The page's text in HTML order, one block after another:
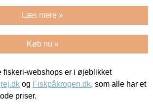
Læs mere »
Køb nu »
fiskeri-webshops er i øjeblikket
og Fiskpåkrogen.dk, som alle har et
priser.